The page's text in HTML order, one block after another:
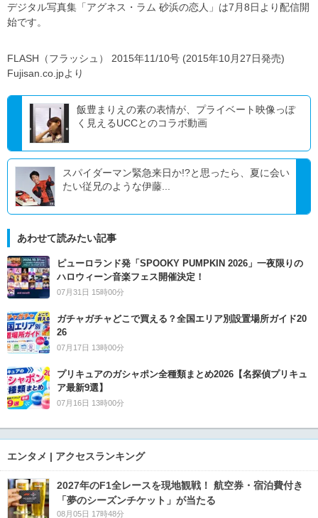
デジタル写真集「アグネス・ラム 砂浜の恋人」は7月8日より配信開
始です。
FLASH（フラッシュ） 2015年11/10号 (2015年10月27日発売)
Fujisan.co.jpより
飯豊まりえの素の表情が、プライベート映像っぽ
く見えるUCCとのコラボ動画
スパイダーマン緊急来日か!?と思ったら、夏に会い
たい従兄のような伊藤...
あわせて読みたい記事
ピューロランド発「SPOOKY PUMPKIN 2026」一夜限りの
ハロウィーン音楽フェス開催決定！
07月31日 15時00分
ガチャガチャどこで買える？全国エリア別設置場所ガイド20
26
07月17日 13時00分
プリキュアのガシャポン全種類まとめ2026【名探偵プリキュ
ア最新9選】
07月16日 13時00分
エンタメ | アクセスランキング
2027年のF1全レースを現地観戦！ 航空券・宿泊費付き
「夢のシーズンチケット」が当たる
08月05日 17時48分